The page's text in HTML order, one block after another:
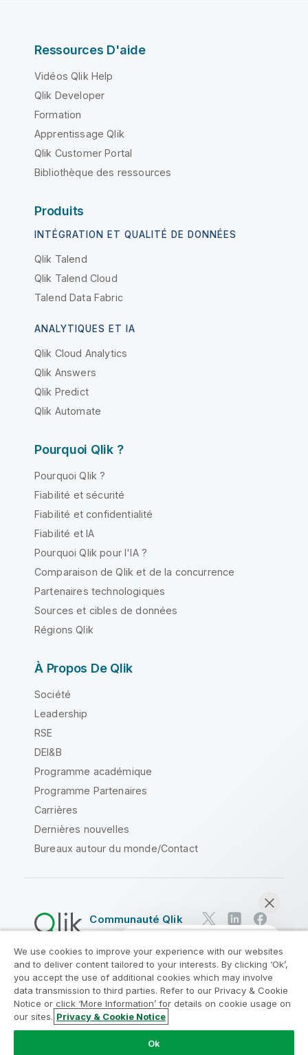
Discuter maintenant
Ressources D'aide
Vidéos Qlik Help
Qlik Developer
Formation
Apprentissage Qlik
Qlik Customer Portal
Bibliothèque des ressources
Produits
INTÉGRATION ET QUALITÉ DE DONNÉES
Qlik Talend
Qlik Talend Cloud
Talend Data Fabric
ANALYTIQUES ET IA
Qlik Cloud Analytics
Qlik Answers
Qlik Predict
Qlik Automate
Pourquoi Qlik ?
Pourquoi Qlik ?
Fiabilité et sécurité
Fiabilité et confidentialité
Fiabilité et IA
Pourquoi Qlik pour l'IA ?
Comparaison de Qlik et de la concurrence
Partenaires technologiques
Sources et cibles de données
Régions Qlik
À Propos De Qlik
Société
Leadership
RSE
DEI&B
Programme académique
Programme Partenaires
Carrières
Dernières nouvelles
Bureaux autour du monde/Contact
Communauté Qlik
Contrats juridiques
Conditions d'utilisation des produits
Legal Policies
Conditions légales
Conditions d'utilisation
Marques
Do Not Share My Info
Copyright © 1993-2026 QlikTech International AB. Tous
We use cookies to improve your experience with our websites
and to deliver content tailored to your interests. By clicking ‘Ok’,
you accept the use of additional cookies which may involve
data transmission to third parties. Refer to our Privacy & Cookie
Notice or click ‘More Information’ for details on cookie usage on
our sites. Privacy & Cookie Notice
Ok